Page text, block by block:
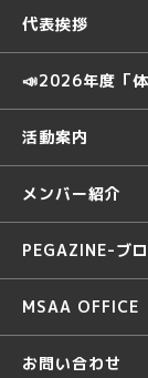
代表挨拶
📣2026年度「
活動案内
メンバー紹介
PEGAZINE-ブ
MSAA OFFICE
お問い合わせ